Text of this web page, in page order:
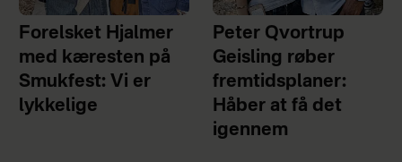
Forelsket Hjalmer
med kæresten på
Smukfest: Vi er
lykkelige
Peter Qvortrup
Geisling røber
fremtidsplaner:
Håber at få det
igennem